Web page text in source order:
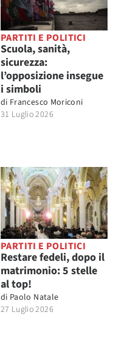
PARTITI E POLITICI
Scuola, sanità,
sicurezza:
l’opposizione insegue
i simboli
di Francesco Moriconi
31 Luglio 2026
PARTITI E POLITICI
Restare fedeli, dopo il
matrimonio: 5 stelle
al top!
di Paolo Natale
27 Luglio 2026